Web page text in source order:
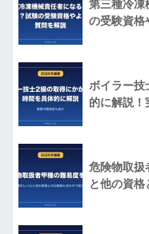
第三種冷凍
の受験資格
ボイラー技
的に解説！
危険物取扱
と他の資格